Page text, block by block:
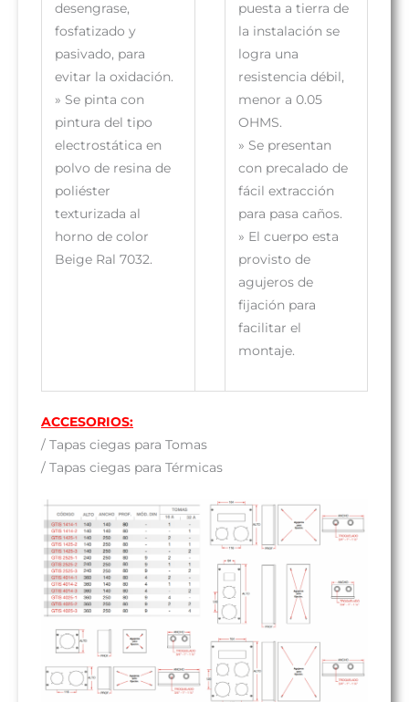
desengrase,
fosfatizado y
pasivado, para
evitar la oxidación.
» Se pinta con
pintura del tipo
electrostática en
polvo de resina de
poliéster
texturizada al
horno de color
Beige Ral 7032.
puesta a tierra de
la instalación se
logra una
resistencia débil,
menor a 0.05
OHMS.
» Se presentan
con precalado de
fácil extracción
para pasa caños.
» El cuerpo esta
provisto de
agujeros de
fijación para
facilitar el
montaje.
ACCESORIOS:
/ Tapas ciegas para Tomas
/ Tapas ciegas para Térmicas